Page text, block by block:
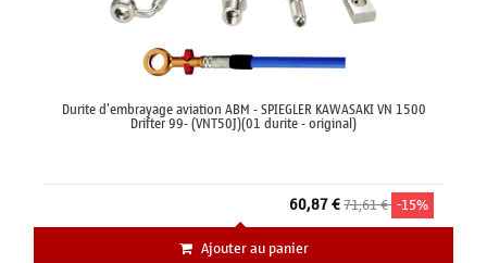
Durite d'embrayage aviation ABM - SPIEGLER KAWASAKI VN 1500
Drifter 99- (VNT50J)(01 durite - original)
60,87 €71,61 € -15%
Ajouter au panier